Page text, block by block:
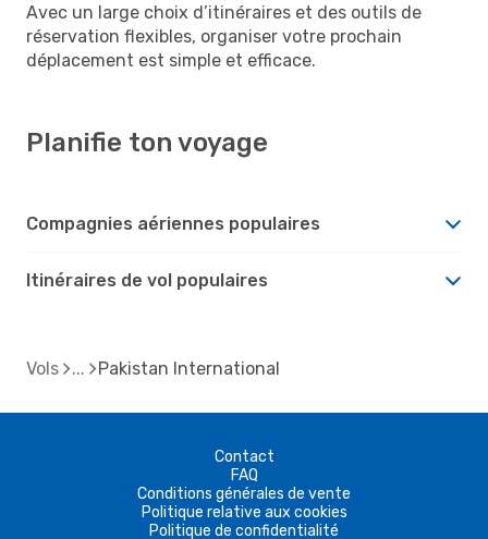
Avec un large choix d’itinéraires et des outils de
réservation flexibles, organiser votre prochain
déplacement est simple et efficace.
Planifie ton voyage
Compagnies aériennes populaires
Itinéraires de vol populaires
Vols Pakistan International
Contact
FAQ
Conditions générales de vente
Politique relative aux cookies
Politique de confidentialité